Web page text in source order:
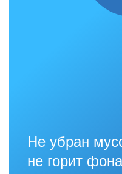
Не убран
не горит